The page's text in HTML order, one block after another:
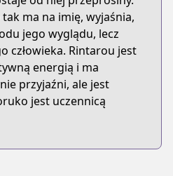
ma na imię, wyjaśnia,
jego wyglądu, lecz
człowieka. Rintarou jest
energią i ma
przyjaźni, ale jest
jest uczennicą